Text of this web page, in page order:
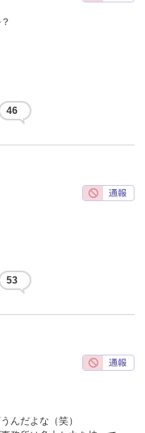
46
53
んだよな（笑）